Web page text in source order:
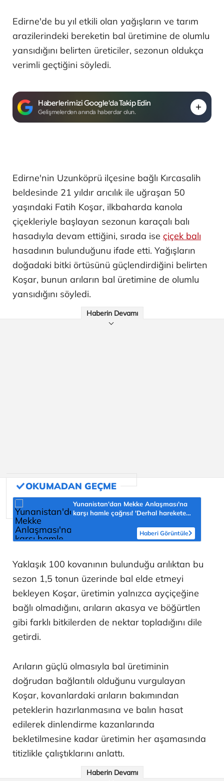
Edirne'de bu yıl etkili olan yağışların ve tarım
arazilerindeki bereketin bal üretimine de olumlu
yansıdığını belirten üreticiler, sezonun oldukça
verimli geçtiğini söyledi.
Haberlerimizi Google'da Takip Edin
Gelişmelerden anında haberdar olun.
Edirne'nin Uzunköprü ilçesine bağlı Kırcasalih
beldesinde 21 yıldır arıcılık ile uğraşan 50
yaşındaki Fatih Koşar, ilkbaharda kanola
çiçekleriyle başlayan sezonun karaçalı balı
hasadıyla devam ettiğini, sırada ise çiçek balı
hasadının bulunduğunu ifade etti. Yağışların
doğadaki bitki örtüsünü güçlendirdiğini belirten
Koşar, bunun arıların bal üretimine de olumlu
yansıdığını söyledi.
Haberin Devamı
Yunanistan'dan Mekke Anlaşması'na
karşı hamle çağrısı! 'Derhal harekete
Haberi Görüntüle
Yaklaşık 100 kovanının bulunduğu arılıktan bu
sezon 1,5 tonun üzerinde bal elde etmeyi
bekleyen Koşar, üretimin yalnızca ayçiçeğine
bağlı olmadığını, arıların akasya ve böğürtlen
gibi farklı bitkilerden de nektar topladığını dile
getirdi.
Arıların güçlü olmasıyla bal üretiminin
doğrudan bağlantılı olduğunu vurgulayan
Koşar, kovanlardaki arıların bakımından
peteklerin hazırlanmasına ve balın hasat
edilerek dinlendirme kazanlarında
bekletilmesine kadar üretimin her aşamasında
titizlikle çalıştıklarını anlattı.
Haberin Devamı